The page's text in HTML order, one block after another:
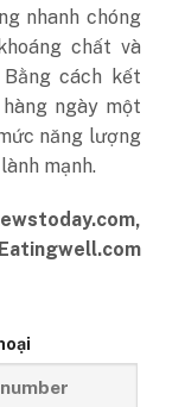
nhanh chóng
chất và
cách kết
ngày một
năng lượng
mạnh.
Eatingwell.com